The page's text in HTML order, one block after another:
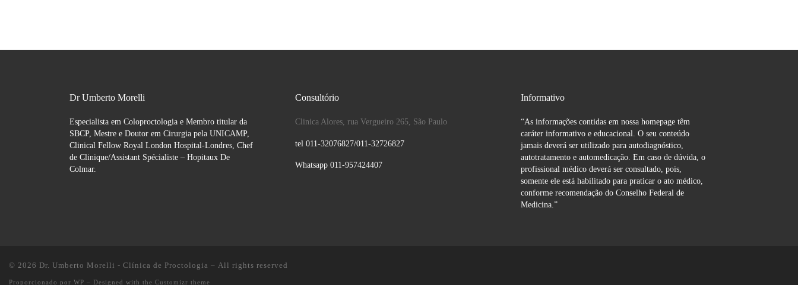
Dr Umberto Morelli
Especialista em Coloproctologia e Membro titular da
SBCP, Mestre e Doutor em Cirurgia pela UNICAMP,
Clinical Fellow Royal London Hospital-Londres, Chef
de Clinique/Assistant Spécialiste – Hopitaux De
Colmar.
Consultório
Clinica Alores, rua Vergueiro 265, São Paulo
tel 011-32076827/011-32726827
Whatsapp 011-957424407
Informativo
“As informações contidas em nossa homepage têm
caráter informativo e educacional. O seu conteúdo
jamais deverá ser utilizado para autodiagnóstico,
autotratamento e automedicação. Em caso de dúvida, o
profissional médico deverá ser consultado, pois,
somente ele está habilitado para praticar o ato médico,
conforme recomendação do Conselho Federal de
Medicina.”
© 2026 Dr. Umberto Morelli - Clínica de Proctologia – All rights reserved
Proporcionado por WP – Designed with the Customizr theme